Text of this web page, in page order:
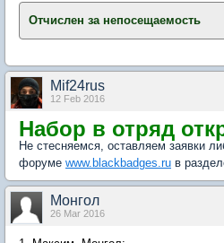
Отчислен за непосещаемость
Mif24rus
12 Feb 2016
Набор в отряд
Не стесняемся, оставляем заявки
форуме www.blackbadges.ru в
Монгол
26 Mar 2016